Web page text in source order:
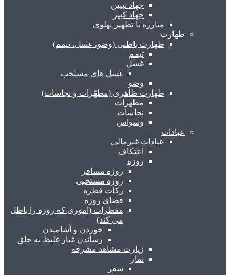
جهاد تبیین
جهاد کبیر
مبارزه با تطهیر پهلوی
طهارت
طهارت باطنی (وضو، غسل، تیمم)
تیمم
غسل
غسل های مستحب
وضو
طهارت ظاهری (مطهّرات و نجاسات)
مطهرات
نجاسات
وسواس
عبادات
عبادات غیرمالی
اعتکاف
روزه
روزه مسافر
روزه مستحبی
زکات فطره
قضای روزه
مفطرات (اموری که روزه را باطل
می کند)
خوردن و آشامیدن
رساندن غبار غلیظ به حلق
زیارت مشاهد مشرفه
نماز
سفر